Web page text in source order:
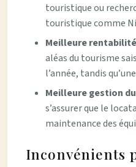
touristique ou
touristique comme
Meilleure
aléas du tourisme
l’année, tandis
Meilleure gestion
s’assurer que le
maintenance des
Inconvénients